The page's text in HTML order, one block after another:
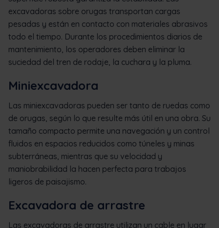
excavadoras sobre orugas transportan cargas
pesadas y están en contacto con materiales abrasivos
todo el tiempo. Durante los procedimientos diarios de
mantenimiento, los operadores deben eliminar la
suciedad del tren de rodaje, la cuchara y la pluma.
Miniexcavadora
Las miniexcavadoras pueden ser tanto de ruedas como
de orugas, según lo que resulte más útil en una obra. Su
tamaño compacto permite una navegación y un control
fluidos en espacios reducidos como túneles y minas
subterráneas, mientras que su velocidad y
maniobrabilidad la hacen perfecta para trabajos
ligeros de paisajismo.
Excavadora de arrastre
Las excavadoras de arrastre utilizan un cable en lugar